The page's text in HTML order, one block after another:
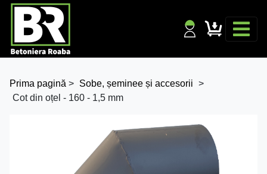
Prima pagină > Sobe, șeminee și accesorii >
Cot din oțel - 160 - 1,5 mm